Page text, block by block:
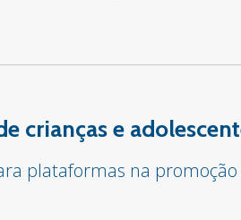
crianças e
plataformas na